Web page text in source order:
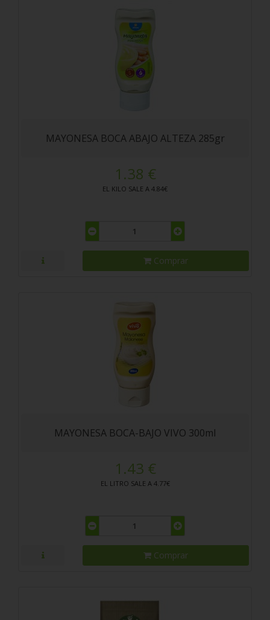
MAYONESA BOCA ABAJO ALTEZA 285gr
1.38 €
EL KILO SALE A 4.84€
Comprar
MAYONESA BOCA-BAJO VIVO 300ml
1.43 €
EL LITRO SALE A 4.77€
Comprar